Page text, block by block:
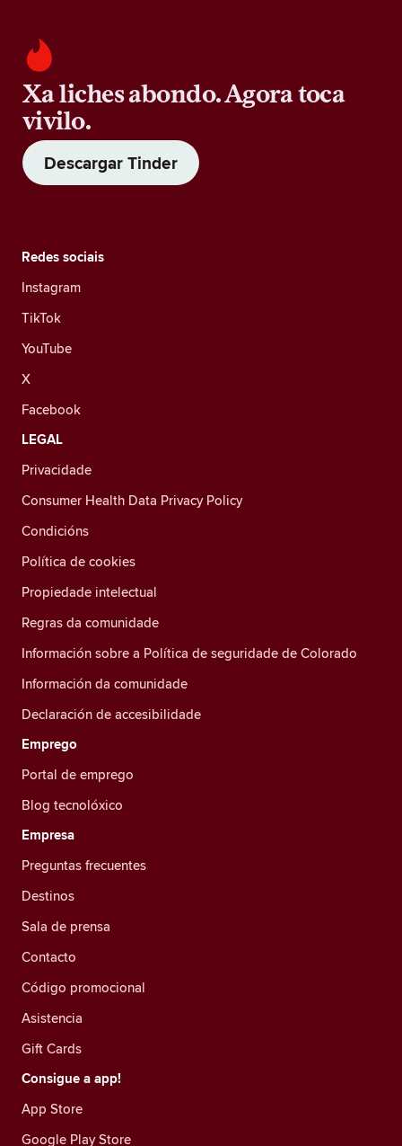
Xa liches abondo. Agora toca
vivilo.
Descargar Tinder
Redes sociais
Instagram
TikTok
YouTube
X
Facebook
LEGAL
Privacidade
Consumer Health Data Privacy Policy
Condicións
Política de cookies
Propiedade intelectual
Regras da comunidade
Información sobre a Política de seguridade de Colorado
Información da comunidade
Declaración de accesibilidade
Emprego
Portal de emprego
Blog tecnolóxico
Empresa
Preguntas frecuentes
Destinos
Sala de prensa
Contacto
Código promocional
Asistencia
Gift Cards
Consigue a app!
App Store
Google Play Store